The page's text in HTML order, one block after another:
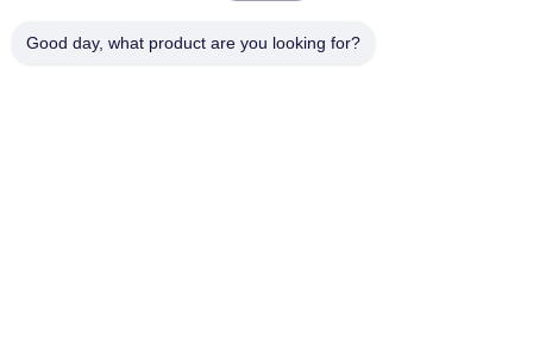
Good day, what product are you looking for?